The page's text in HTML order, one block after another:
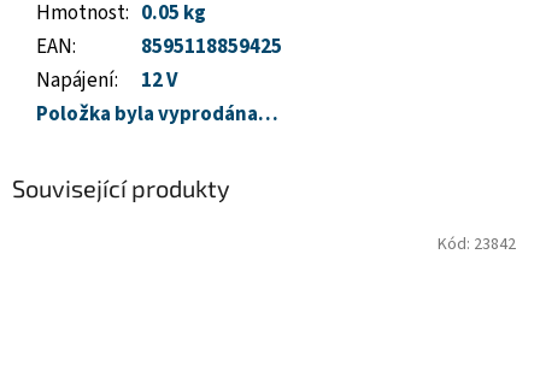
Hmotnost: 0.05 kg
EAN:
8595118859425
Napájení:
12 V
Položka byla vyprodána…
Související produkty
Kód: 23842